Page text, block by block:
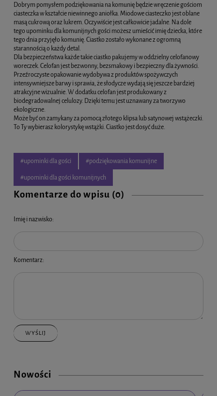
Dobrym pomysłem podziękowania na komunię będzie wręczenie gościom
ciasteczka w kształcie niewinnego aniołka. Miodowe ciasteczko jest oblane
masą cukrową oraz lukrem. Oczywiście jest całkowicie jadalne. Na dole
tego upominku dla komunijnych gości możesz umieścić imię dziecka, które
tego dnia przyjęło komunię. Ciastko zostało wykonane z ogromną
starannością o każdy detal.
Dla bezpieczeństwa każde takie ciastko pakujemy w oddzielny celofanowy
woreczek. Celofan jest bezwonny, bezsmakowy i bezpieczny dla żywności.
Przeźroczyste opakowanie wydobywa z produktów spożywczych
intensywniejsze barwy i sprawia, że słodycze wydają się jeszcze bardziej
atrakcyjne wizualnie. W dodatku celofan jest produkowany z
biodegradowalnej celulozy. Dzięki temu jest uznawany za tworzywo
ekologiczne.
Może być on zamykany za pomocą złotego klipsa lub satynowej wstążeczki.
To Ty wybierasz kolorystykę wstążki. Ciastko jest dosyć duże.
#upominki dla gości
#podziękowania komunijne
#upominki dla gości komunijnych
Komentarze do wpisu (0)
Imię i nazwisko:
Komentarz:
WYŚLIJ
Nowości